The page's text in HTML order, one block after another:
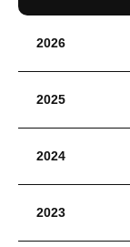
2026
2025
2024
2023